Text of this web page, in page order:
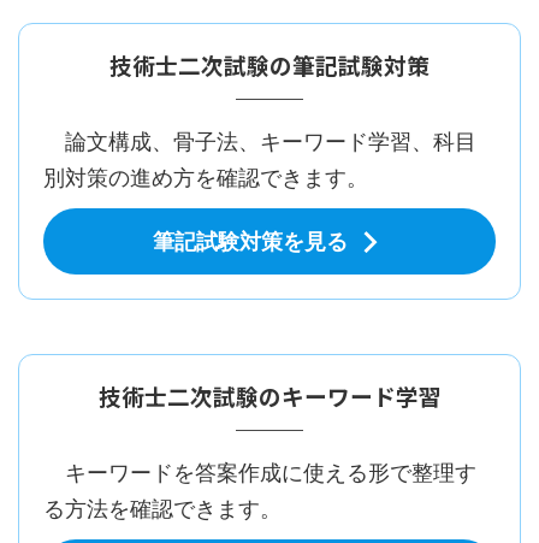
技術士二次試験の筆記試験対策
論文構成、骨子法、キーワード学習、科目
別対策の進め方を確認できます。
筆記試験対策を見る
技術士二次試験のキーワード学習
キーワードを答案作成に使える形で整理す
る方法を確認できます。